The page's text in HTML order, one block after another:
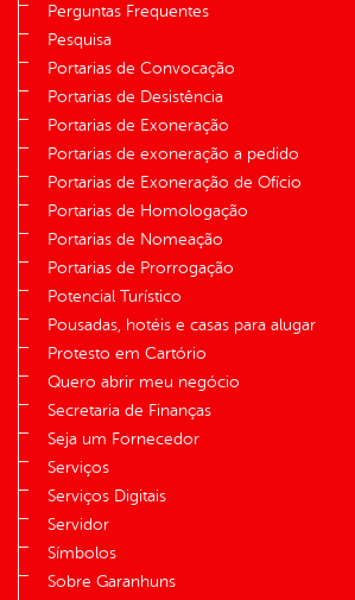
Perguntas Frequentes
Pesquisa
Portarias de Convocação
Portarias de Desistência
Portarias de Exoneração
Portarias de exoneração a pedido
Portarias de Exoneração de Ofício
Portarias de Homologação
Portarias de Nomeação
Portarias de Prorrogação
Potencial Turístico
Pousadas, hotéis e casas para alugar
Protesto em Cartório
Quero abrir meu negócio
Secretaria de Finanças
Seja um Fornecedor
Serviços
Serviços Digitais
Servidor
Símbolos
Sobre Garanhuns